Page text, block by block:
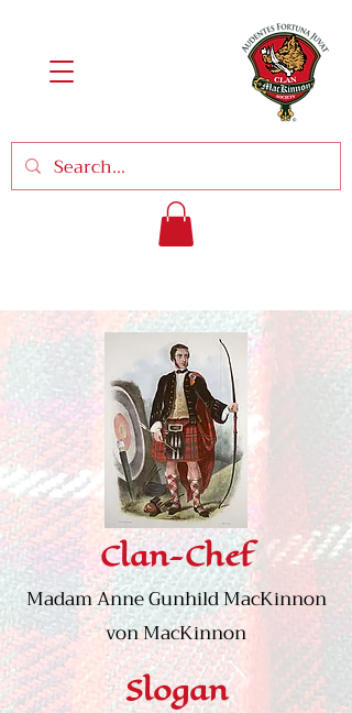
Clan-Chef
Madam Anne Gunhild MacKinnon
von MacKinnon
Slogan